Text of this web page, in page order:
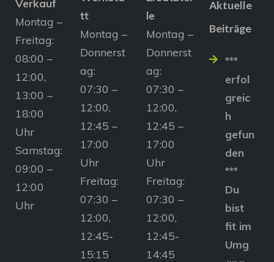
Verkauf
Montag –
Freitag:
08:00 –
12:00,
13:00 –
18:00
Uhr
Samstag:
09:00 –
12:00
Uhr
tt
Montag –
Donnerst
ag:
07:30 –
12:00,
12:45 –
17:00
Uhr
Freitag:
07:30 –
12:00,
12:45-
15:15
le
Montag –
Donnerst
ag:
07:30 –
12:00,
12:45 –
17:00
Uhr
Freitag:
07:30 –
12:00,
12:45-
14:45
Aktuelle
Beiträge
***
erfol
greic
h
gefun
den
***
Du
bist
fit im
Umg